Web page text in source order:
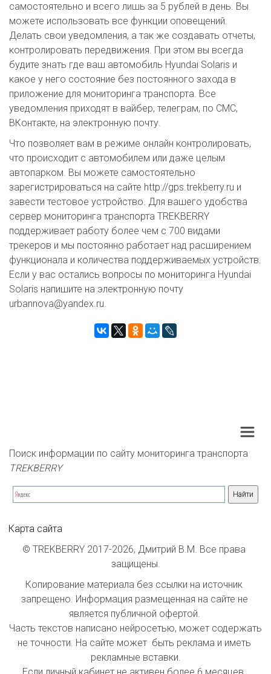
самостоятельно и всего лишь за 5 рублей в день. Вы
можете использовать все функции оповещений.
Делать свои уведомления, а так же создавать отчеты,
контролировать передвижения. При этом вы всегда
будите знать где ваш автомобиль Hyundai Solaris и
какое у него состояние без постоянного захода в
приложение для мониторинга транспорта. Все
уведомления приходят в вайбер, телеграм, по СМС,
ВКонтакте, на электронную почту.
Что позволяет вам в режиме онлайн контролировать,
что происходит с автомобилем или даже целым
автопарком. Вы можете самостоятельно
зарегистрироваться на сайте http://gps.trekberry.ru и
завести тестовое устройство. Для вашего удобства
сервер мониторинга транспорта TREKBERRY
поддерживает работу более чем с 700 видами
трекеров и мы постоянно работает над расширением
функционала и количества поддерживаемых устройств.
Если у вас остались вопросы по мониторинга Hyundai
Solaris напишите на электронную почту
urbannova@yandex.ru.
Поиск информации по сайту мониторинга транспорта
TREKBERRY
Карта сайта
© TREKBERRY 2017-2026, Дмитрий В.М. Все права
защищены.
Копирование материала без ссылки на источник
запрещено. Информация размещенная на сайте не
является публичной офертой.
Часть текстов написано нейросетью, может содержать
не точности. На сайте может  быть реклама и иметь
рекламные вставки.